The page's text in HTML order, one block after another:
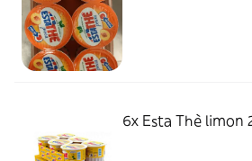
6x Esta Thè limon